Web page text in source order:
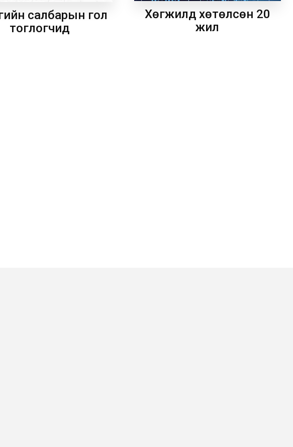
салбарын гол
тоглогчид
Хөгжилд хөтөлсөн 20
жил